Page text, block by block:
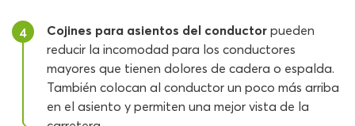
4 Cojines para asientos del conductor pueden
reducir la incomodad para los conductores
mayores que tienen dolores de cadera o espalda.
También colocan al conductor un poco más arriba
en el asiento y permiten una mejor vista de la